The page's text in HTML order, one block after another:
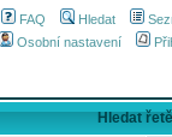
FAQ Hledat
Osobní nastavení
Hledat